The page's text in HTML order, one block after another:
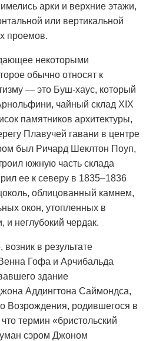
арки и верхние этажи,
или вертикальной
проемов.
некоторыми
обычно относят к
— это Буш-хаус, который
чайный склад XIX
памятников архитектуры,
Плавучей гавани в центре
был Ричард Шеклтон Поуп,
южную часть склада
ее к северу в 1835–1836
облицованный камнем,
окон, утопленных в
и неглубокий чердак.
в результате
Гофа и Арчибальда
здание
Аддингтона Саймондса,
Возрождения, родившегося в
термин «бристольский
сэром Джоном